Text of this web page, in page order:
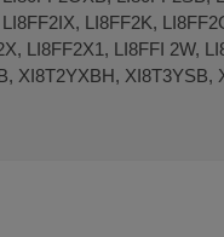
LI8FF2K,
LI8FF2X1, LI8FFI 2W,
XI8T2YXBH, XI8T3YSB,